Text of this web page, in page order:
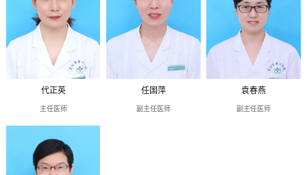
代正英
主任医师
任国萍
副主任医师
袁春燕
副主任医师